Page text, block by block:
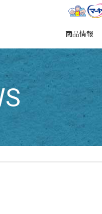
東陽特紙株式会社
商品情報